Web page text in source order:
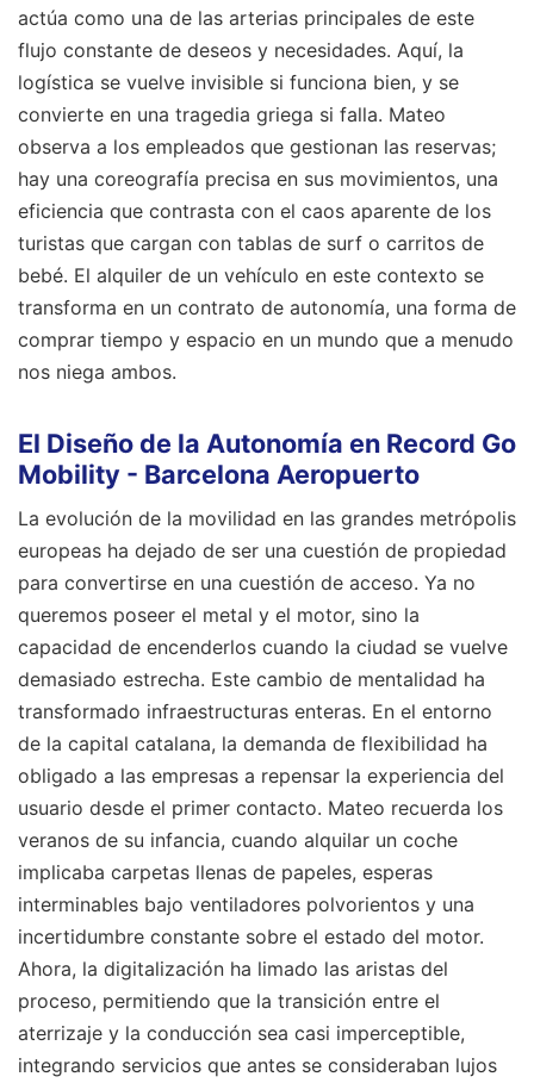
actúa como una de las arterias principales de este
flujo constante de deseos y necesidades. Aquí, la
logística se vuelve invisible si funciona bien, y se
convierte en una tragedia griega si falla. Mateo
observa a los empleados que gestionan las reservas;
hay una coreografía precisa en sus movimientos, una
eficiencia que contrasta con el caos aparente de los
turistas que cargan con tablas de surf o carritos de
bebé. El alquiler de un vehículo en este contexto se
transforma en un contrato de autonomía, una forma de
comprar tiempo y espacio en un mundo que a menudo
nos niega ambos.
El Diseño de la Autonomía en Record Go
Mobility - Barcelona Aeropuerto
La evolución de la movilidad en las grandes metrópolis
europeas ha dejado de ser una cuestión de propiedad
para convertirse en una cuestión de acceso. Ya no
queremos poseer el metal y el motor, sino la
capacidad de encenderlos cuando la ciudad se vuelve
demasiado estrecha. Este cambio de mentalidad ha
transformado infraestructuras enteras. En el entorno
de la capital catalana, la demanda de flexibilidad ha
obligado a las empresas a repensar la experiencia del
usuario desde el primer contacto. Mateo recuerda los
veranos de su infancia, cuando alquilar un coche
implicaba carpetas llenas de papeles, esperas
interminables bajo ventiladores polvorientos y una
incertidumbre constante sobre el estado del motor.
Ahora, la digitalización ha limado las aristas del
proceso, permitiendo que la transición entre el
aterrizaje y la conducción sea casi imperceptible,
integrando servicios que antes se consideraban lujos